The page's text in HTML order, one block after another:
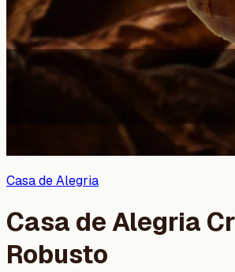
Casa de Alegria
Casa de Alegria
Robusto